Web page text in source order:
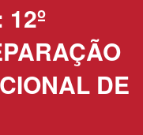
12º
DE